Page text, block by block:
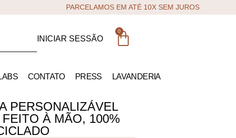
PARCELAMOS EM ATÉ 10X SEM JUROS
INICIAR SESSÃO
0
CONTATO PRESS LAVANDERIA
PERSONALIZÁVEL
À MÃO, 100%